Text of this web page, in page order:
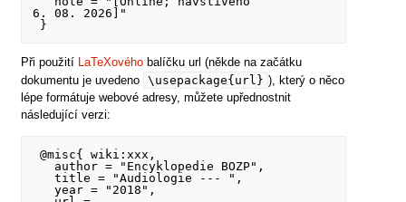
6. 08. 2026]"
Při použití LaTeXovéhobalíčku url (někde na začátku
dokumentu je uvedeno
\usepackage{url} ), který o něco
lépe formátuje webové adresy, můžete upřednostnit
následující verzi:
@misc{ wiki:xxx,
   title = "Audiologie --- ",
   year = "2018",